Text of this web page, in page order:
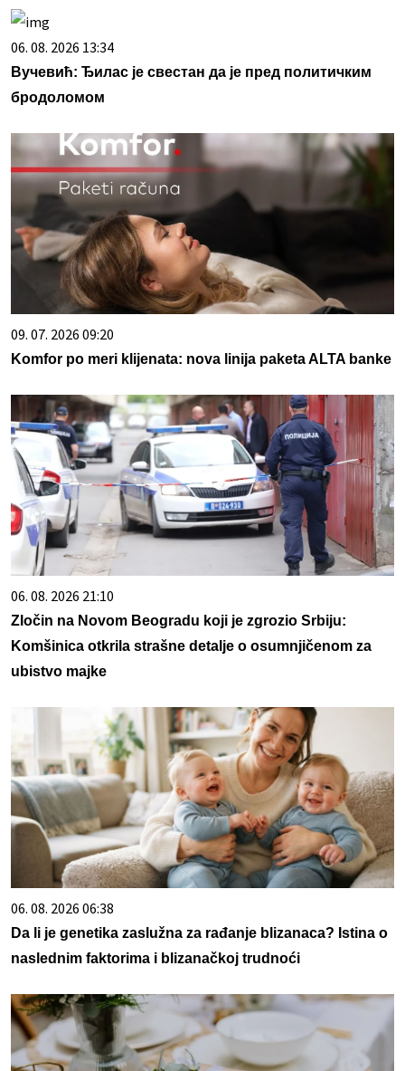
06. 08. 2026 13:34
Вучевић: Ђилас је свестан да је пред политичким
бродоломом
09. 07. 2026 09:20
Komfor po meri klijenata: nova linija paketa ALTA banke
06. 08. 2026 21:10
Zločin na Novom Beogradu koji je zgrozio Srbiju:
Komšinica otkrila strašne detalje o osumnjičenom za
ubistvo majke
06. 08. 2026 06:38
Da li je genetika zaslužna za rađanje blizanaca? Istina o
naslednim faktorima i blizanačkoj trudnoći